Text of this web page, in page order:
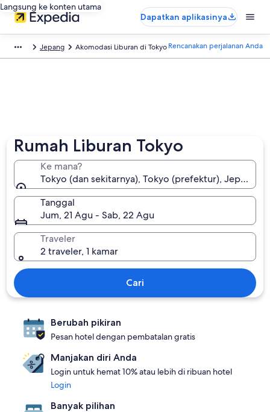
Langsung ke konten utama
Dapatkan aplikasinya
Jepang Akomodasi Liburan di TokyoRencanakan perjalanan Anda
Rumah Liburan Tokyo
Ke mana?
Tokyo (dan sekitarnya), Tokyo (prefektur), Jepang
Tanggal
Jum, 21 Agu - Sab, 22 Agu
Traveler
2 traveler, 1 kamar
Cari
Berubah pikiran
Pesan hotel dengan pembatalan gratis
Manjakan diri Anda
Login untuk hemat 10% atau lebih di ribuan hotel
Login
Banyak pilihan